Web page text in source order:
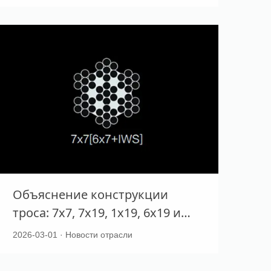
Объяснение конструкции
троса: 7x7, 7x19, 1x19, 6x19 и
как выбрать правильную
2026-03-01 · Новости отрасли